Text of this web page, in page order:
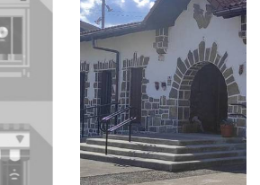
Next